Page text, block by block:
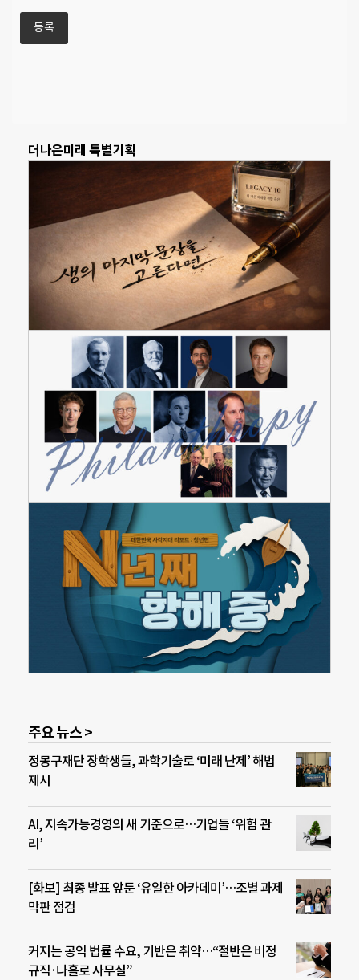
더나은미래 특별기획
주요 뉴스 >
정몽구재단 장학생들, 과학기술로 ‘미래 난제’ 해법
제시
AI, 지속가능경영의 새 기준으로…기업들 ‘위험 관
리’
[화보] 최종 발표 앞둔 ‘유일한 아카데미’…조별 과제
막판 점검
커지는 공익 법률 수요, 기반은 취약…“절반은 비정
규직·나홀로 사무실”